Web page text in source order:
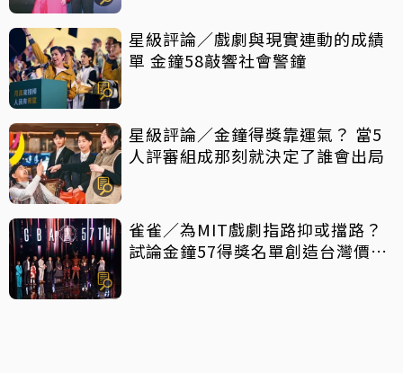
星級評論／戲劇與現實連動的成績
單 金鐘58敲響社會警鐘
星級評論／金鐘得獎靠運氣？ 當5
人評審組成那刻就決定了誰會出局
雀雀／為MIT戲劇指路抑或擋路？
試論金鐘57得獎名單創造台灣價值